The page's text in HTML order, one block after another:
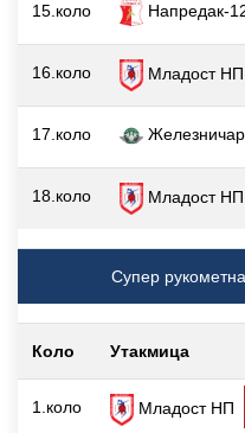
15.коло Напредак-
16.коло Младост НП
17.коло Железничар
18.коло Младост НП
Супер
Коло Утакмица
1.коло Младост НП